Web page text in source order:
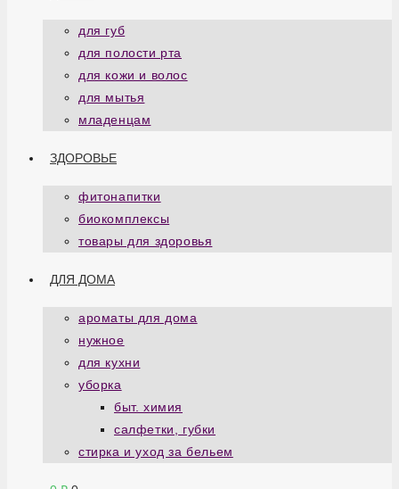
для губ
для полости рта
для кожи и волос
для мытья
младенцам
ЗДОРОВЬЕ
фитонапитки
биокомплексы
товары для здоровья
ДЛЯ ДОМА
ароматы для дома
нужное
для кухни
уборка
быт. химия
салфетки, губки
стирка и уход за бельем